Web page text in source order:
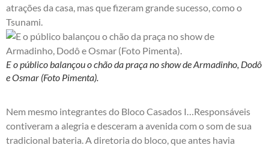
atrações da casa, mas que fizeram grande sucesso, como o
Tsunami.
E o público balançou o chão da praça no show de Armadinho, Dodô
e Osmar (Foto Pimenta).
Nem mesmo integrantes do Bloco Casados I…Responsáveis
contiveram a alegria e desceram a avenida com o som de sua
tradicional bateria. A diretoria do bloco, que antes havia